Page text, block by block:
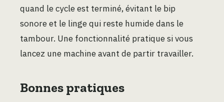
quand le cycle est terminé, évitant le bip
sonore et le linge qui reste humide dans le
tambour. Une fonctionnalité pratique si vous
lancez une machine avant de partir travailler.
Bonnes pratiques